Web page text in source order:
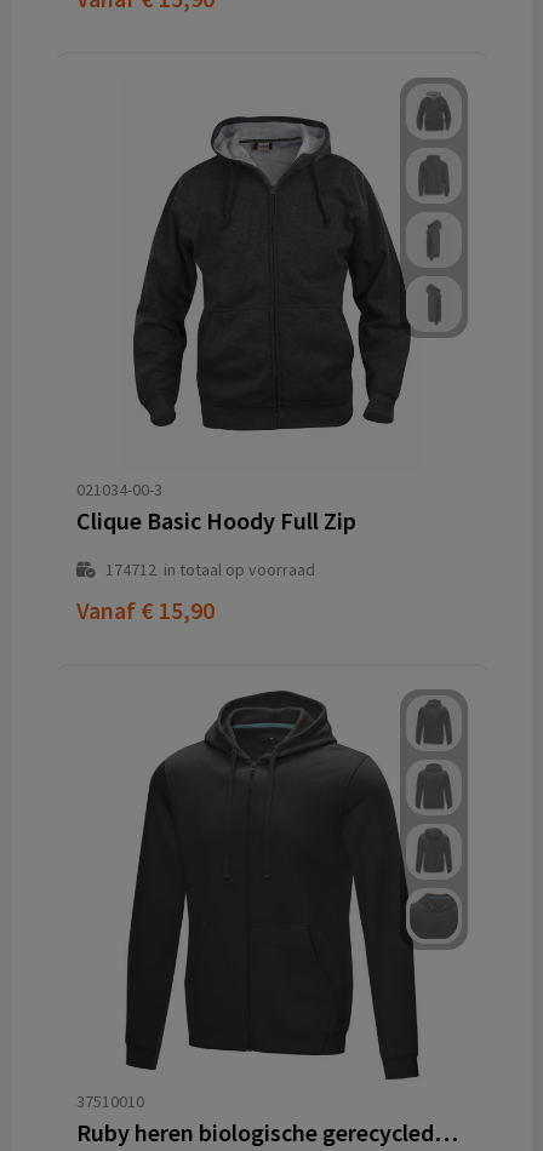
021034-00-3
Clique Basic Hoody Full Zip
174712in totaal op voorraad
Vanaf € 15,90
37510010
Ruby heren biologische gerecyclede hoodie met volledige rits